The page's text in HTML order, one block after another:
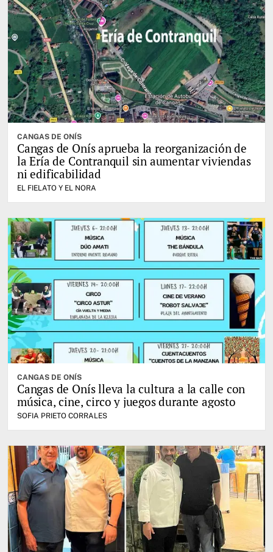
CANGAS DE ONÍS
Cangas de Onís aprueba la reorganización de
la Ería de Contranquil sin aumentar viviendas
ni edificabilidad
EL FIELATO Y EL NORA
CANGAS DE ONÍS
Cangas de Onís lleva la cultura a la calle con
música, cine, circo y juegos durante agosto
SOFIA PRIETO CORRALES